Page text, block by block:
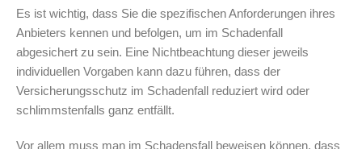
Es ist wichtig, dass Sie die spezifischen Anforderungen ihres
Anbieters kennen und befolgen, um im Schadenfall
abgesichert zu sein. Eine Nichtbeachtung dieser jeweils
individuellen Vorgaben kann dazu führen, dass der
Versicherungsschutz im Schadenfall reduziert wird oder
schlimmstenfalls ganz entfällt.
Vor allem muss man im Schadensfall beweisen können, dass